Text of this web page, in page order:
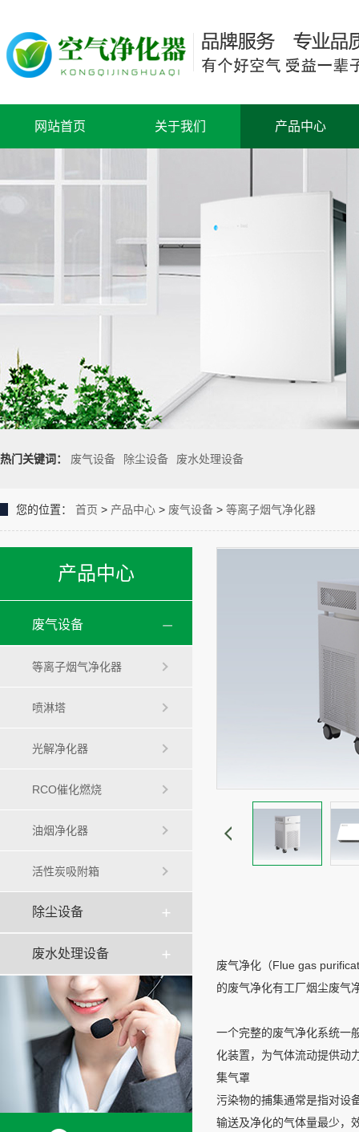
网站首页 关于我们 产品中心
热门关键词： 废气设备 除尘设备 废水处理设备
您的位置： 首页 > 产品中心 > 废气设备 > 等离子烟气净化器
产品中心
废气设备
等离子烟气净化器
喷淋塔
光解净化器
RCO催化燃烧
油烟净化器
活性炭吸附箱
除尘设备
废水处理设备
废气净化（Flue gas
的废气净化有工厂烟尘废气
一个完整的废气净化系统一
化装置，为气体流动提供动
集气罩
污染物的捕集通常是指对设
输送及净化的气体量最少，